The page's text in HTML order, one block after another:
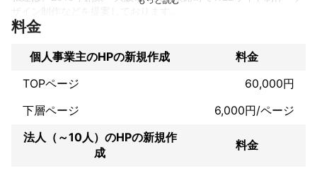
阪開発様　日本都市ホテル開発様　毎日新聞大阪開発様　関西大
HP制作はこれまでに約300件の制作実績があります。
守・運用サポート、
サポートが可能です。
料金
個人事業主のHPの新規作成
料金
TOPページ
60,000円
下層ページ
6,000円/ページ
法人（～10人）のHPの新規作
成
料金